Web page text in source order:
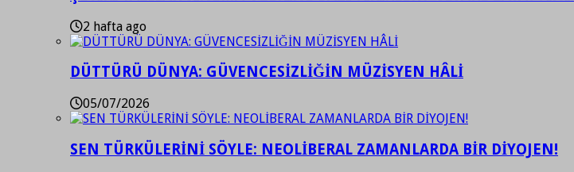
2 hafta ago
DÜTTÜRÜ DÜNYA: GÜVENCESİZLİĞİN MÜZİSYEN HÂLİ
05/07/2026
SEN TÜRKÜLERİNİ SÖYLE: NEOLİBERAL ZAMANLARDA BİR DİYOJEN!